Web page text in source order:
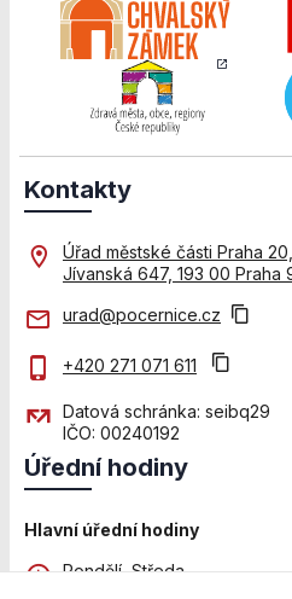
Kontakty
Úřad městské části Praha 20,
Jívanská 647, 193 00 Praha
urad@pocernice.cz
+420 271 071 611
Datová schránka: seibq29
IČO: 00240192
Úřední hodiny
Hlavní úřední hodiny
Pondělí, Středa